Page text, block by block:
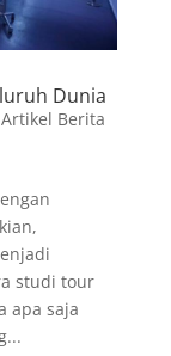
Dunia
Artikel Berita
studi tour
apa saja